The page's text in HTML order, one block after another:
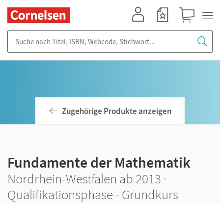
Zugehörige Produkte anzeigen
Fundamente der Mathematik
Nordrhein-Westfalen ab 2013 ·
Qualifikationsphase - Grundkurs